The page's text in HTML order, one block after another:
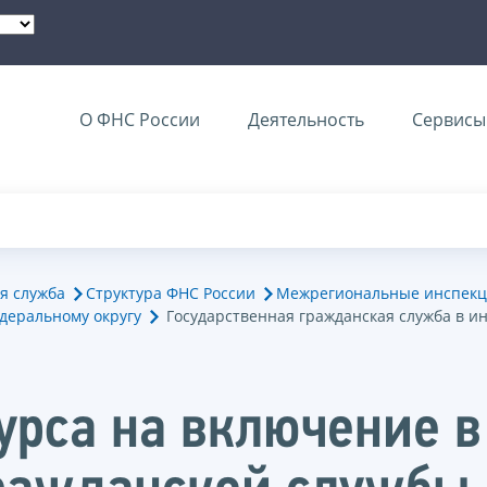
О ФНС России Деятельность Сервисы
служба Структура ФНС России
Межрегиональные
округу
Государственная гражданская служба в
на включение